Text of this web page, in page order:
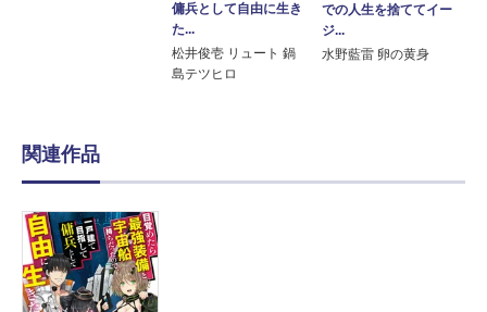
傭兵として自由に生き
た...
松井俊壱 リュート 鍋
島テツヒロ
での人生を捨ててイー
ジ...
水野藍雷 卵の黄身
関連作品